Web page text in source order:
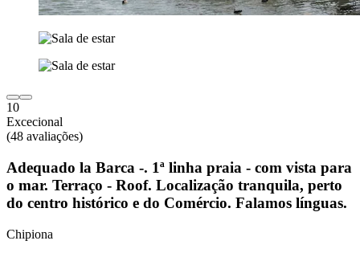
10
Excecional
(48 avaliações)
Adequado la Barca -. 1ª linha praia - com vista para
o mar. Terraço - Roof. Localização tranquila, perto
do centro histórico e do Comércio. Falamos línguas.
Chipiona